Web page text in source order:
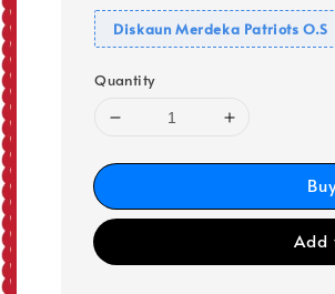
Diskaun Merdeka Patriots O.S
Quantity
Add